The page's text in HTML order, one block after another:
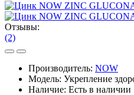
Отзывы:
(2)
Производитель: NOW
Модель: Укрепление
Наличие: Есть в наличии